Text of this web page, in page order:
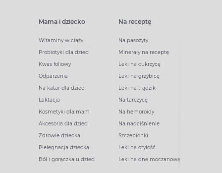
Mama i dziecko
Witaminy w ciąży
Probiotyki dla dzieci
Kwas foliowy
Odparzenia
Na katar dla dzieci
Laktacja
Kosmetyki dla mam
Akcesoria dla dzieci
Zdrowie dziecka
Pielęgnacja dziecka
Ból i gorączka u dzieci
Na receptę
Na pasożyty
Minerały na receptę
Leki na cukrzycę
Leki na grzybicę
Leki na trądzik
Na tarczycę
Na hemoroidy
Na nadciśnienie
Szczepionki
Leki na otyłość
Leki na dnę moczanową